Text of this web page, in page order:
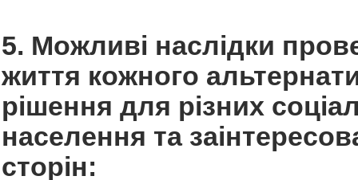
5. Можливі наслідки
життя кожного
рішення для різних
населення та
сторін: